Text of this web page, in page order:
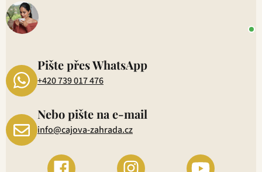
Pište přes WhatsApp
+420 739 017 476
Nebo pište na e-mail
info@cajova-zahrada.cz